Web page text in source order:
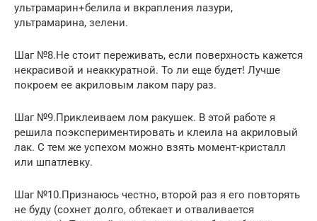
ультрамарин+белила и вкрапления лазури,
ультрамарина, зелени.
Шаг №8.Не стоит переживать, если поверхность кажется
некрасивой и неаккуратной. То ли еще будет! Лучше
покроем ее акриловым лаком пару раз.
Шаг №9.Приклеиваем лом ракушек. В этой работе я
решила поэкспериментировать и клеила на акриловый
лак. С тем же успехом можно взять момент-кристалл
или шпатлевку.
Шаг №10.Признаюсь честно, второй раз я его повторять
не буду (сохнет долго, обтекает и отваливается